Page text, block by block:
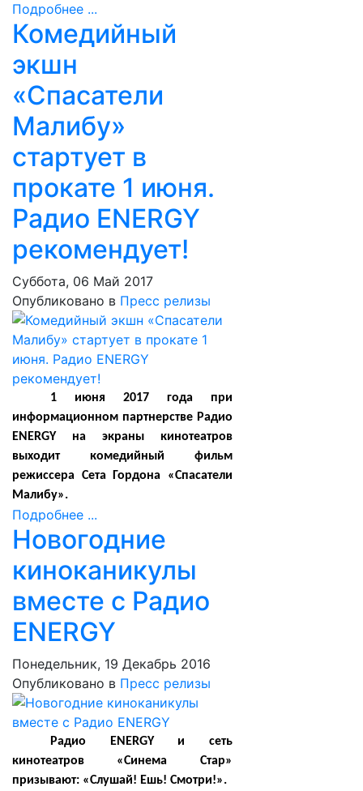
Подробнее ...
Комедийный
экшн
«Спасатели
Малибу»
стартует в
прокате 1 июня.
Радио ENERGY
рекомендует!
Суббота, 06 Май 2017
Опубликовано в Пресс релизы
1 июня 2017 года при
информационном партнерстве Радио
ENERGY на экраны кинотеатров
выходит комедийный фильм
режиссера Сета Гордона «Спасатели
Малибу».
Подробнее ...
Новогодние
киноканикулы
вместе с Радио
ENERGY
Понедельник, 19 Декабрь 2016
Опубликовано в Пресс релизы
Радио ENERGY и сеть
кинотеатров «Синема Стар»
призывают: «Слушай! Ешь! Смотри!».